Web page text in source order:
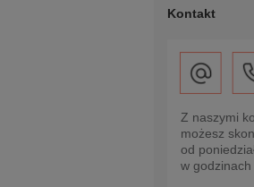
Kontakt
Z naszymi
możesz
od
w godzinach